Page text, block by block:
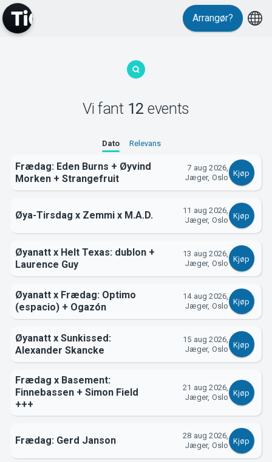
MyTickster
Support
Om Tickster
Arrangør?
Vi fant 12 events
Dato Relevans
Frædag: Eden Burns + Øyvind
Morken + Strangefruit
7 aug 2026,
Jæger, Oslo
Kjøp
Øya-Tirsdag x Zemmi x M.A.D.
11 aug 2026,
Jæger, Oslo
Kjøp
Øyanatt x Helt Texas: dublon +
Laurence Guy
13 aug 2026,
Jæger, Oslo
Kjøp
Øyanatt x Frædag: Optimo
(espacio) + Ogazón
14 aug 2026,
Jæger, Oslo
Kjøp
Øyanatt x Sunkissed:
Alexander Skancke
15 aug 2026,
Jæger, Oslo
Kjøp
Frædag x Basement:
Finnebassen + Simon Field
+++
21 aug 2026,
Jæger, Oslo
Kjøp
Frædag: Gerd Janson
28 aug 2026,
Jæger, Oslo
Kjøp